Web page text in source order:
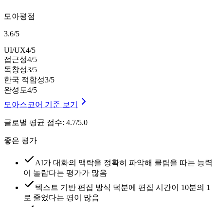
모아평점
3.6/5
UI/UX4/5
접근성4/5
독창성3/5
한국 적합성3/5
완성도4/5
모아스코어 기준 보기
글로벌 평균 점수: 4.7/5.0
좋은 평가
AI가 대화의 맥락을 정확히 파악해 클립을 따는 능력
이 놀랍다는 평가가 많음
텍스트 기반 편집 방식 덕분에 편집 시간이 10분의 1
로 줄었다는 평이 많음